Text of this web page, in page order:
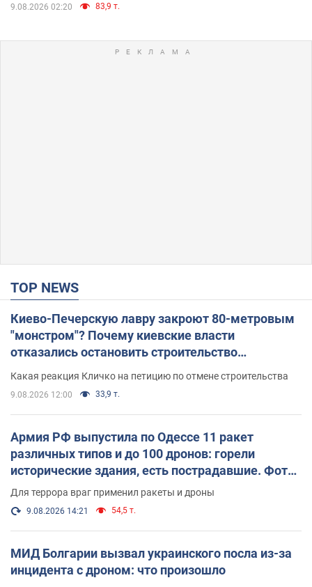
9.08.2026 02:20 83,9 т.
TOP NEWS
Киево-Печерскую лавру закроют 80-метровым
"монстром"? Почему киевские власти
отказались остановить строительство
Какая реакция Кличко на петицию по отмене строительства
9.08.2026 12:00 33,9 т.
Армия РФ выпустила по Одессе 11 ракет
различных типов и до 100 дронов: горели
исторические здания, есть пострадавшие. Фото
и видео
Для террора враг применил ракеты и дроны
9.08.2026 14:21 54,5 т.
МИД Болгарии вызвал украинского посла из-за
инцидента с дроном: что произошло